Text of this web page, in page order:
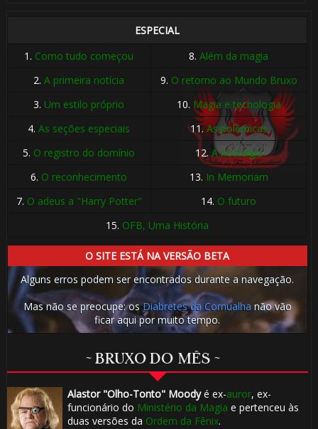
ESPECIAL
1. Como tudo começou 8.Além da magia
2.A primeira notícia 9. O retorno ao Mundo Bruxo
3. Um estilo próprio 10. Magia e tecnologia
4.As seções especiais 11.As polêmicas
5. O registro do domínio 12.A nostalgia
6. O reconhecimento 13. In Memoriam
7. O adeus a "Harry Potter" 14. O futuro
15. OFB, Uma História
O SITE ESTÁ NA VERSÃO BETA
Alguns erros podem ser encontrados durante a navegação.
Mas não se preocupe: osDiabretes da Cornualha não vão
ficar aqui por muito tempo.
~ BRUXO DO MÊS ~
Alastor "Olho-Tonto" Moodyé ex-auror, ex-
funcionário do Ministério da Magia e pertenceu às
duas versões da Ordem da Fênix.
1️⃣ 8️⃣
⚡